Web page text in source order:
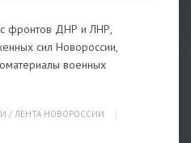
фронтов ДНР и ЛНР,
сил Новороссии,
военных
/ ЛЕНТА НОВОРОССИИ